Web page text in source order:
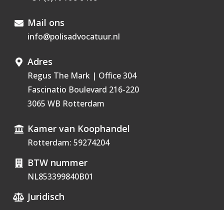
Mail ons
info@polisadvocatuur.nl
Adres
Regus The Mark | Office 304
Fascinatio Boulevard 216-220
3065 WB Rotterdam
Kamer van Koophandel
Rotterdam: 59274204
BTW nummer
NL853399840B01
Juridisch